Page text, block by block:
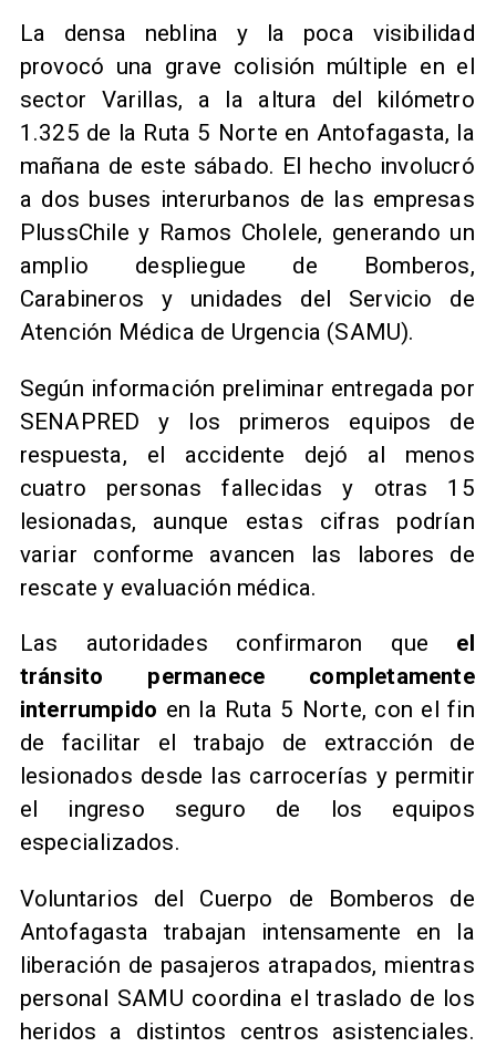
La densa neblina y la poca visibilidad
provocó una grave colisión múltiple en el
sector Varillas, a la altura del kilómetro
1.325 de la Ruta 5 Norte en Antofagasta, la
mañana de este sábado. El hecho involucró
a dos buses interurbanos de las empresas
PlussChile y Ramos Cholele, generando un
amplio despliegue de Bomberos,
Carabineros y unidades del Servicio de
Atención Médica de Urgencia (SAMU).
Según información preliminar entregada por
SENAPRED y los primeros equipos de
respuesta, el accidente dejó al menos
cuatro personas fallecidas y otras 15
lesionadas, aunque estas cifras podrían
variar conforme avancen las labores de
rescate y evaluación médica.
Las autoridades confirmaron que el
tránsito permanece completamente
interrumpido en la Ruta 5 Norte, con el fin
de facilitar el trabajo de extracción de
lesionados desde las carrocerías y permitir
el ingreso seguro de los equipos
especializados.
Voluntarios del Cuerpo de Bomberos de
Antofagasta trabajan intensamente en la
liberación de pasajeros atrapados, mientras
personal SAMU coordina el traslado de los
heridos a distintos centros asistenciales.